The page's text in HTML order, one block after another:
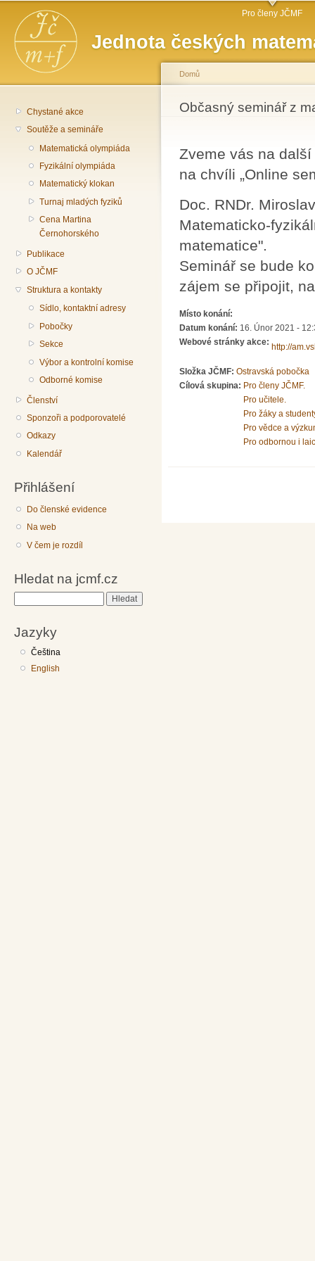
Jednota českých
Hlavní menu Pro členy JČMF
Chystané akce
Soutěže a semináře
Matematická olympiáda
Fyzikální olympiáda
Matematický klokan
Turnaj mladých fyziků
Cena Martina
Černohorského
Publikace
O JČMF
Struktura a kontakty
Sídlo, kontaktní adresy
Pobočky
Sekce
Výbor a kontrolní komise
Odborné komise
Členství
Sponzoři a podporovatelé
Odkazy
Kalendář
Přihlášení
Do členské evidence
Na web
V čem je rozdíl
Hledat na jcmf.cz
Jazyky
Čeština
English
Jste zde
Domů
Občasný seminář z
Zveme vás na
na chvíli „Online
Doc. RNDr.
Matematicko-
matematice".
Seminář se bude
zájem se připojit,
Místo konání:
Datum konání: 16. Únor 2021 -
Webové stránky akce:
http://
Složka JČMF: Ostravská pobočka
Cílová skupina: Pro členy JČMF.
Pro učitele.
Pro žáky a
Pro vědce a
Pro odbornou i